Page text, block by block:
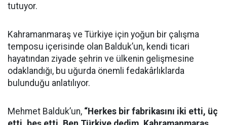
tutuyor.
Kahramanmaraş ve Türkiye için yoğun bir çalışma
temposu içerisinde olan Balduk’un, kendi ticari
hayatından ziyade şehrin ve ülkenin gelişmesine
odaklandığı, bu uğurda önemli fedakârlıklarda
bulunduğu anlatılıyor.
Mehmet Balduk’un, “Herkes bir fabrikasını iki etti, üç